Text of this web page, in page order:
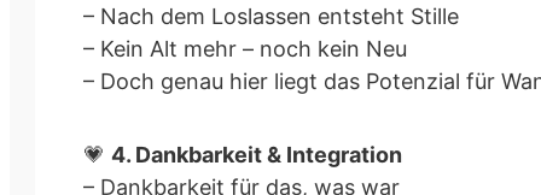
– Nach dem Loslassen entsteht Stille
– Kein Alt mehr – noch kein Neu
– Doch genau hier liegt das Potenzial für
💗 4. Dankbarkeit & Integration
– Dankbarkeit für das, was war